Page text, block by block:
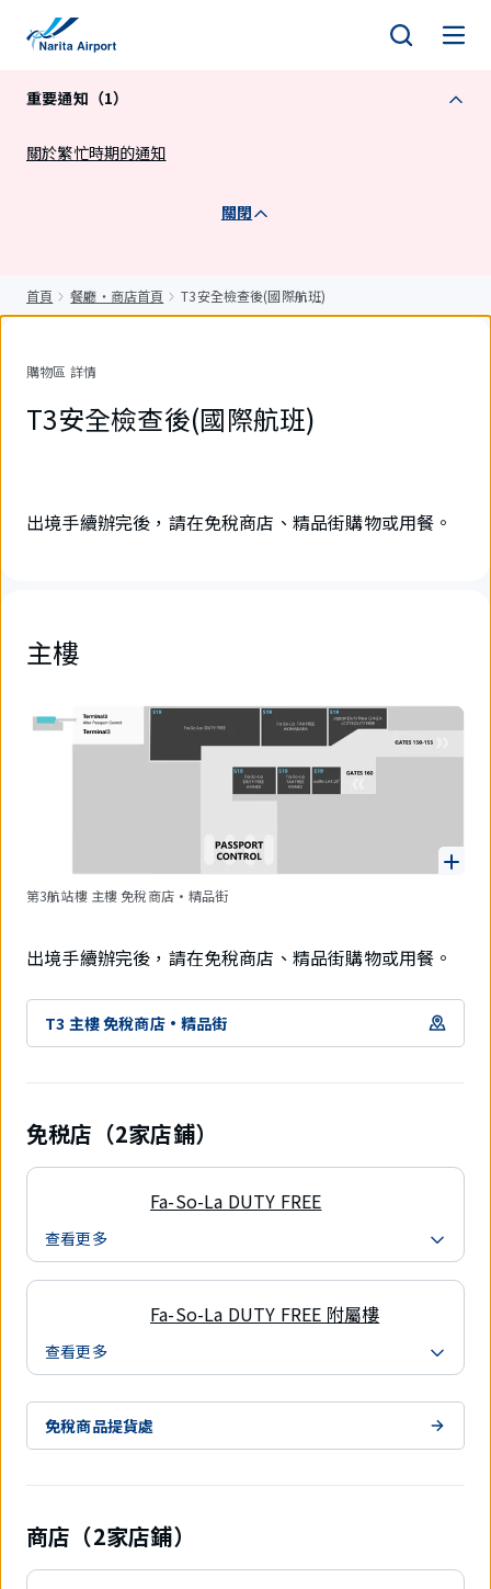
重要通知（1）
關於繁忙時期的通知
關閉
首頁 餐廳・商店首頁 T3安全檢查後(國際航班)
購物區 詳情
T3安全檢查後(國際航班)
出境手續辦完後，請在免稅商店、精品街購物或用餐。
主樓
第3航站樓 主樓 免稅商店·精品街
出境手續辦完後，請在免稅商店、精品街購物或用餐。
T3 主樓 免稅商店·精品街
免税店（2家店鋪）
Fa-So-La DUTY FREE
查看更多
Fa-So-La DUTY FREE 附屬樓
查看更多
免稅商品提貨處
商店（2家店鋪）